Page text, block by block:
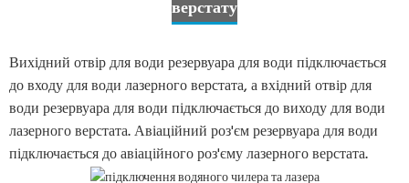
верстату
Вихідний отвір для води резервуара для води підключається
до входу для води лазерного верстата, а вхідний отвір для
води резервуара для води підключається до виходу для води
лазерного верстата. Авіаційний роз'єм резервуара для води
підключається до авіаційного роз'єму лазерного верстата.